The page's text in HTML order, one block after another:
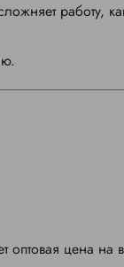
работу,
оптовая цена на